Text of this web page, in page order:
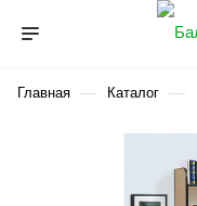
Главная — Каталог —